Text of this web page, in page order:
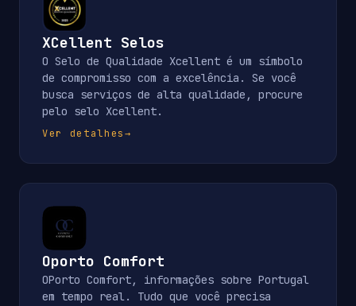
XCellent Selos
O Selo de Qualidade Xcellent é um símbolo
de compromisso com a excelência. Se você
busca serviços de alta qualidade, procure
pelo selo Xcellent.
Ver detalhes→
Oporto Comfort
OPorto Comfort, informações sobre Portugal
em tempo real. Tudo que você precisa